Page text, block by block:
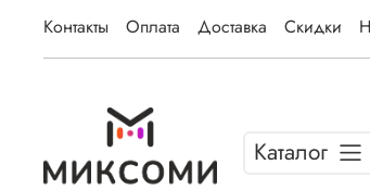
Контакты Оплата Доставка Скидки
Каталог